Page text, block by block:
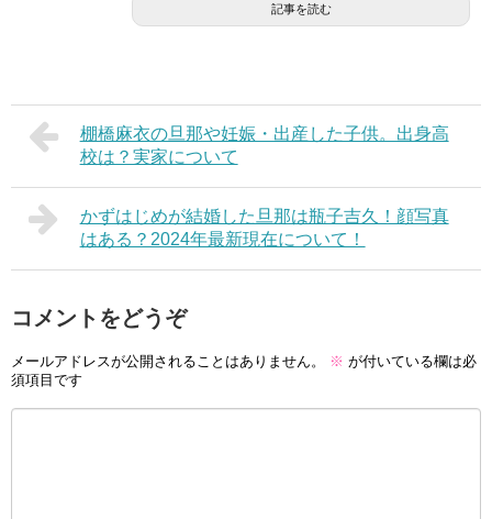
記事を読む
棚橋麻衣の旦那や妊娠・出産した子供。出身高
校は？実家について
かずはじめが結婚した旦那は瓶子吉久！顔写真
はある？2024年最新現在について！
コメントをどうぞ
メールアドレスが公開されることはありません。 ※ が付いている欄は必
須項目です